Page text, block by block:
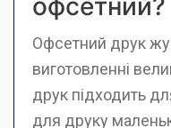
Офсетний друк
виготовленні
друк підходить
для друку